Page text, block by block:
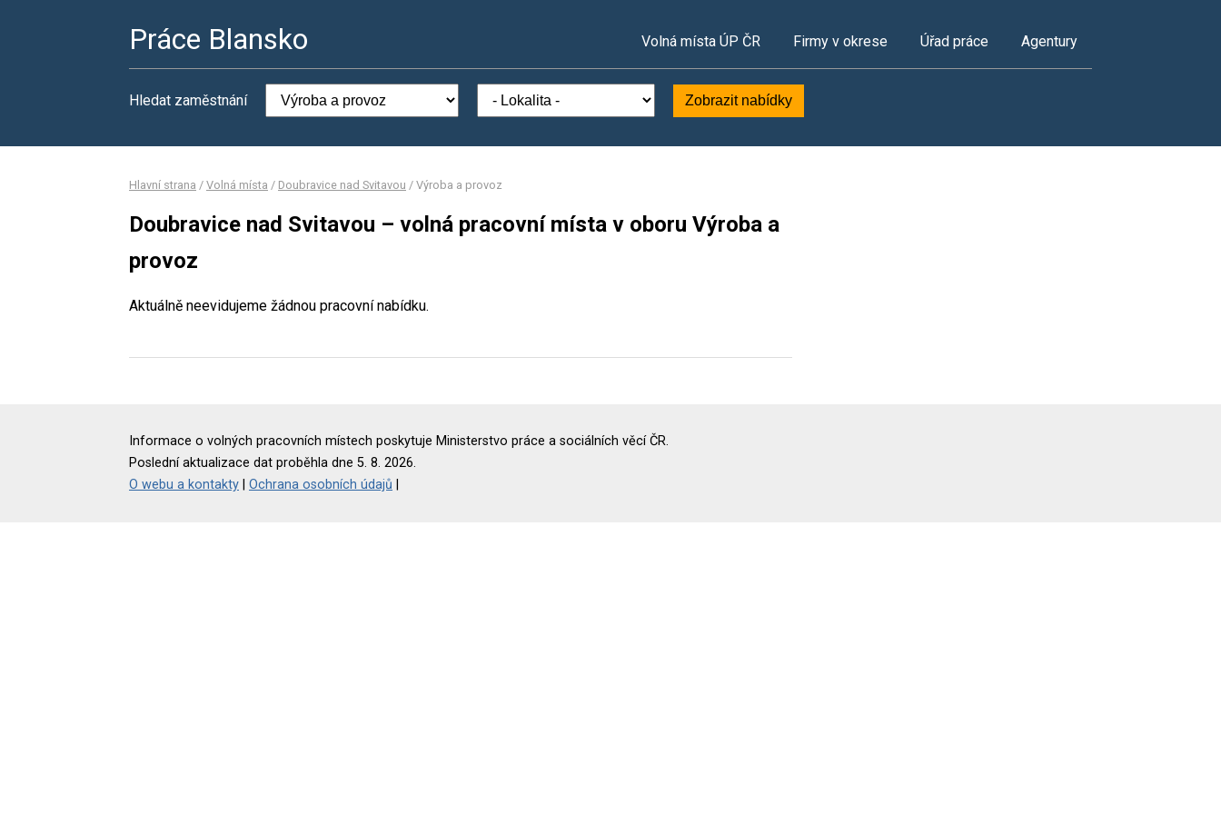
Práce Blansko Volná místa ÚP ČR Firmy v okrese Úřad práce Agentury
Hledat zaměstnání Zobrazit nabídky
Hlavní strana / Volná místa / Doubravice nad Svitavou / Výroba a provoz
Doubravice nad Svitavou – volná pracovní místa v oboru Výroba a
provoz
Aktuálně neevidujeme žádnou pracovní nabídku.
Informace o volných pracovních místech poskytuje Ministerstvo práce a sociálních věcí ČR.
Poslední aktualizace dat proběhla dne 5. 8. 2026.
O webu a kontakty
Ochrana osobních údajů